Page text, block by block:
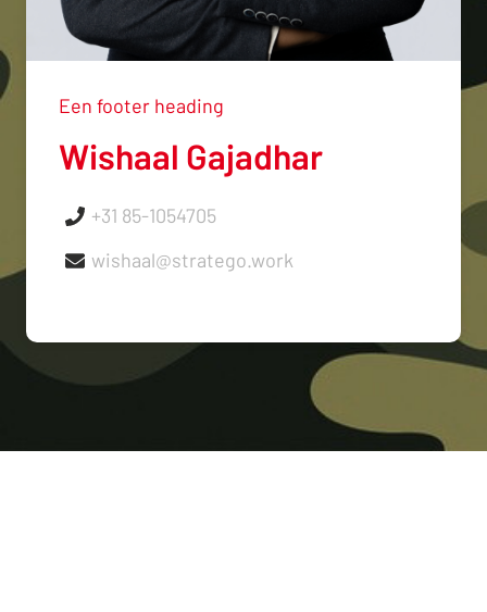
Een footer heading
Wishaal Gajadhar
+31 85-1054705
wishaal@stratego.work